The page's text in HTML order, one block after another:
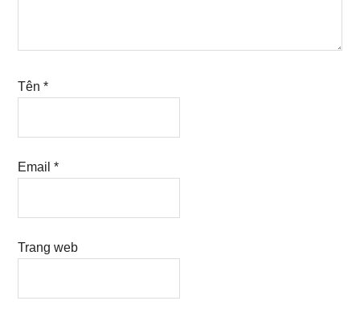
Tên*
Email*
Trang web